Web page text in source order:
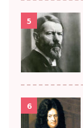
5
6